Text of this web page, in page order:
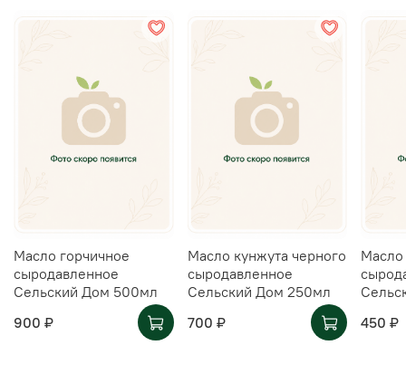
Масло горчичное
сыродавленное
Сельский Дом 500мл
900 ₽
Масло кунжута черного
сыродавленное
Сельский Дом 250мл
700 ₽
Масло
450 ₽